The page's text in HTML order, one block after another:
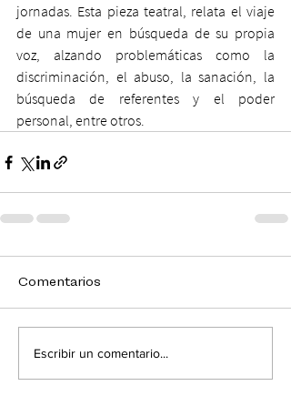
jornadas. Esta pieza teatral, relata el viaje
de una mujer en búsqueda de su propia
voz, alzando problemáticas como la
discriminación, el abuso, la sanación, la
búsqueda de referentes y el poder
personal, entre otros.
Comentarios
Escribir un comentario...